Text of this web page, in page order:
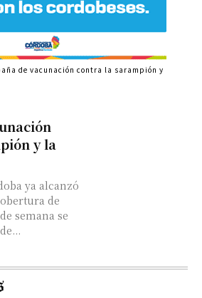
y la
ya alcanzó
de
semana se
de vacunación contra la sarampión y